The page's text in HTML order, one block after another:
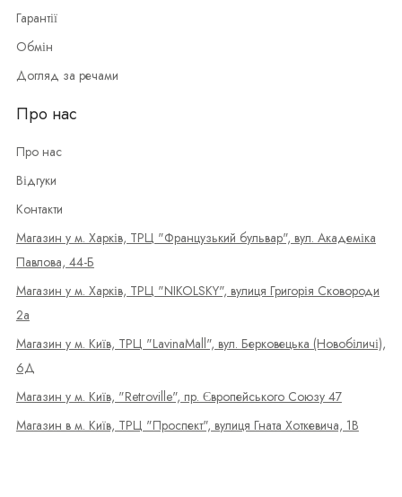
Гарантії
Обмін
Догляд за речами
Про нас
Про нас
Відгуки
Контакти
Магазин у м. Харків, ТРЦ "Французький бульвар", вул. Академіка
Павлова, 44-Б
Магазин у м. Харків, ТРЦ "NIKOLSKY", вулиця Григорія Сковороди
2а
Магазин у м. Київ, ТРЦ "LavinaMall", вул. Берковецька (Новобіличі),
6Д
Магазин у м. Київ, "Retroville", пр. Європейського Союзу 47
Магазин в м. Київ, ТРЦ "Проспект", вулиця Гната Хоткевича, 1В